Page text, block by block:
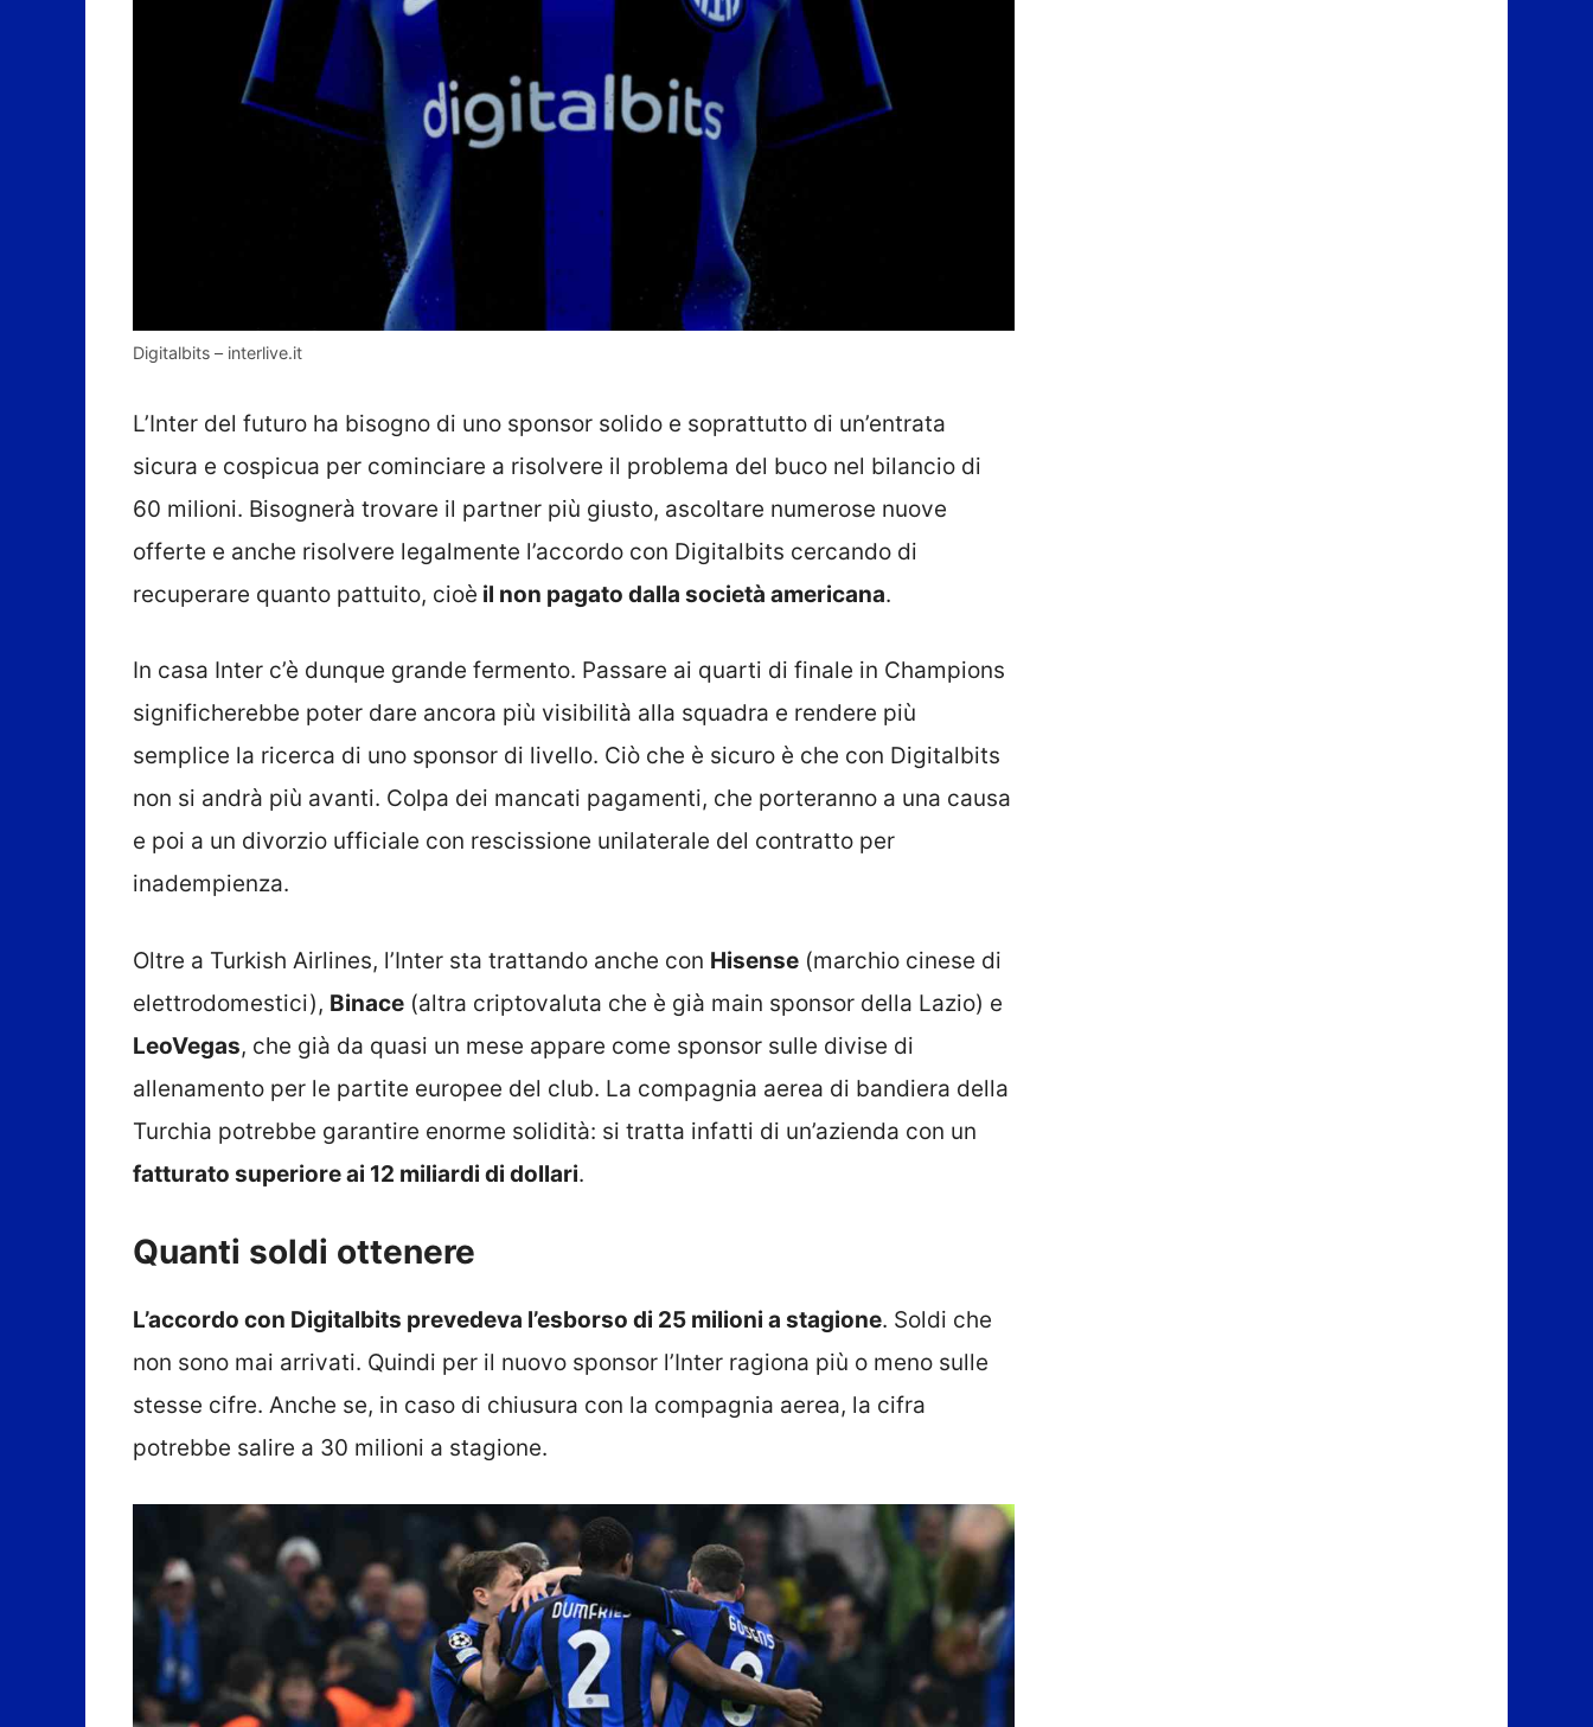
Digitalbits – interlive.it
L’Inter del futuro ha bisogno di uno sponsor solido e soprattutto di un’entrata
sicura e cospicua per cominciare a risolvere il problema del buco nel bilancio di
60 milioni. Bisognerà trovare il partner più giusto, ascoltare numerose nuove
offerte e anche risolvere legalmente l’accordo con Digitalbits cercando di
recuperare quanto pattuito, cioè il non pagato dalla società americana.
In casa Inter c’è dunque grande fermento. Passare ai quarti di finale in Champions
significherebbe poter dare ancora più visibilità alla squadra e rendere più
semplice la ricerca di uno sponsor di livello. Ciò che è sicuro è che con Digitalbits
non si andrà più avanti. Colpa dei mancati pagamenti, che porteranno a una causa
e poi a un divorzio ufficiale con rescissione unilaterale del contratto per
inadempienza.
Oltre a Turkish Airlines, l’Inter sta trattando anche con Hisense (marchio cinese di
elettrodomestici), Binace (altra criptovaluta che è già main sponsor della Lazio) e
LeoVegas, che già da quasi un mese appare come sponsor sulle divise di
allenamento per le partite europee del club. La compagnia aerea di bandiera della
Turchia potrebbe garantire enorme solidità: si tratta infatti di un’azienda con un
fatturato superiore ai 12 miliardi di dollari.
Quanti soldi ottenere
L’accordo con Digitalbits prevedeva l’esborso di 25 milioni a stagione. Soldi che
non sono mai arrivati. Quindi per il nuovo sponsor l’Inter ragiona più o meno sulle
stesse cifre. Anche se, in caso di chiusura con la compagnia aerea, la cifra
potrebbe salire a 30 milioni a stagione.